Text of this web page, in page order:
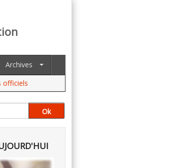
Archives
officiels